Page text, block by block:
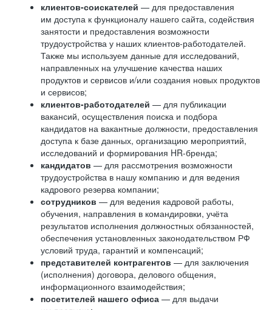
клиентов-соискателей — для предоставления
им доступа к функционалу нашего сайта, содействия
занятости и предоставления возможности
трудоустройства у наших клиентов-работодателей.
Также мы используем данные для исследований,
направленных на улучшение качества наших
продуктов и сервисов и/или создания новых продуктов
и сервисов;
клиентов-работодателей — для публикации
вакансий, осуществления поиска и подбора
кандидатов на вакантные должности, предоставления
доступа к базе данных, организацию мероприятий,
исследований и формирования HR-бренда;
кандидатов — для рассмотрения возможности
трудоустройства в нашу компанию и для ведения
кадрового резерва компании;
сотрудников — для ведения кадровой работы,
обучения, направления в командировки, учёта
результатов исполнения должностных обязанностей,
обеспечения установленных законодательством РФ
условий труда, гарантий и компенсаций;
представителей контрагентов — для заключения
(исполнения) договора, делового общения,
информационного взаимодействия;
посетителей нашего офиса — для выдачи